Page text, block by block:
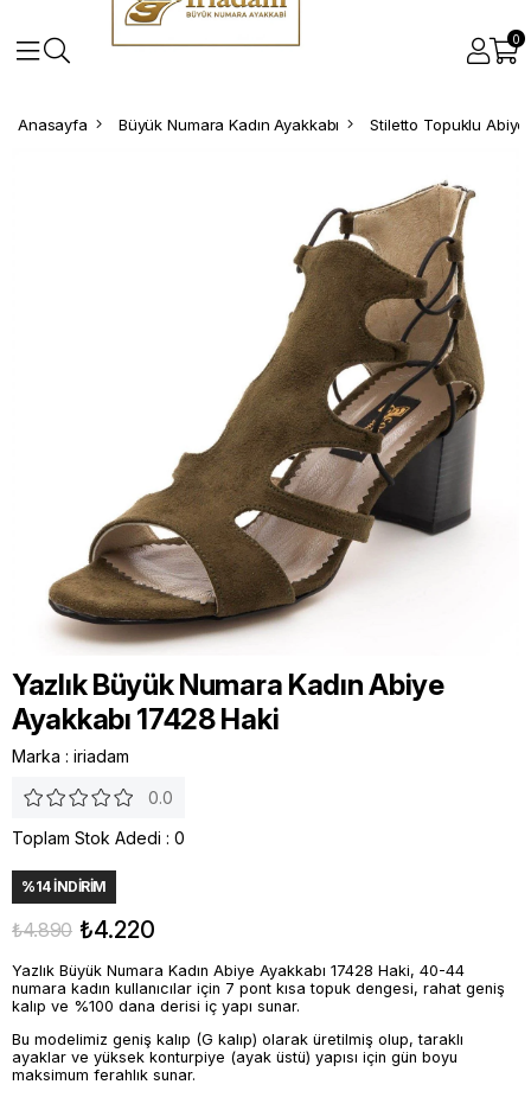
0
Anasayfa Büyük Numara Kadın Ayakkabı Stiletto Topuklu Abiye
Yazlık Büyük Numara Kadın Abiye
Ayakkabı 17428 Haki
Marka : iriadam
0.0
Toplam Stok Adedi : 0
%14İNDIRIM
₺4.890 ₺4.220
Yazlık Büyük Numara Kadın Abiye Ayakkabı 17428 Haki, 40-44
numara kadın kullanıcılar için 7 pont kısa topuk dengesi, rahat geniş
kalıp ve %100 dana derisi iç yapı sunar.
Bu modelimiz geniş kalıp (G kalıp) olarak üretilmiş olup, taraklı
ayaklar ve yüksek konturpiye (ayak üstü) yapısı için gün boyu
maksimum ferahlık sunar.